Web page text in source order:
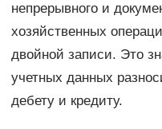
непрерывного и
хозяйственных
двойной записи. Это
учетных данных
дебету и кредиту.